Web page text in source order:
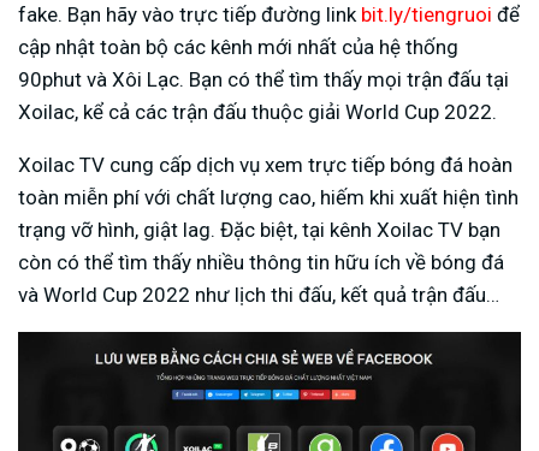
fake. Bạn hãy vào trực tiếp đường link bit.ly/tiengruoi để
cập nhật toàn bộ các kênh mới nhất của hệ thống
90phut và Xôi Lạc. Bạn có thể tìm thấy mọi trận đấu tại
Xoilac, kể cả các trận đấu thuộc giải World Cup 2022.
Xoilac TV cung cấp dịch vụ xem trực tiếp bóng đá hoàn
toàn miễn phí với chất lượng cao, hiếm khi xuất hiện tình
trạng vỡ hình, giật lag. Đặc biệt, tại kênh Xoilac TV bạn
còn có thể tìm thấy nhiều thông tin hữu ích về bóng đá
và World Cup 2022 như lịch thi đấu, kết quả trận đấu…